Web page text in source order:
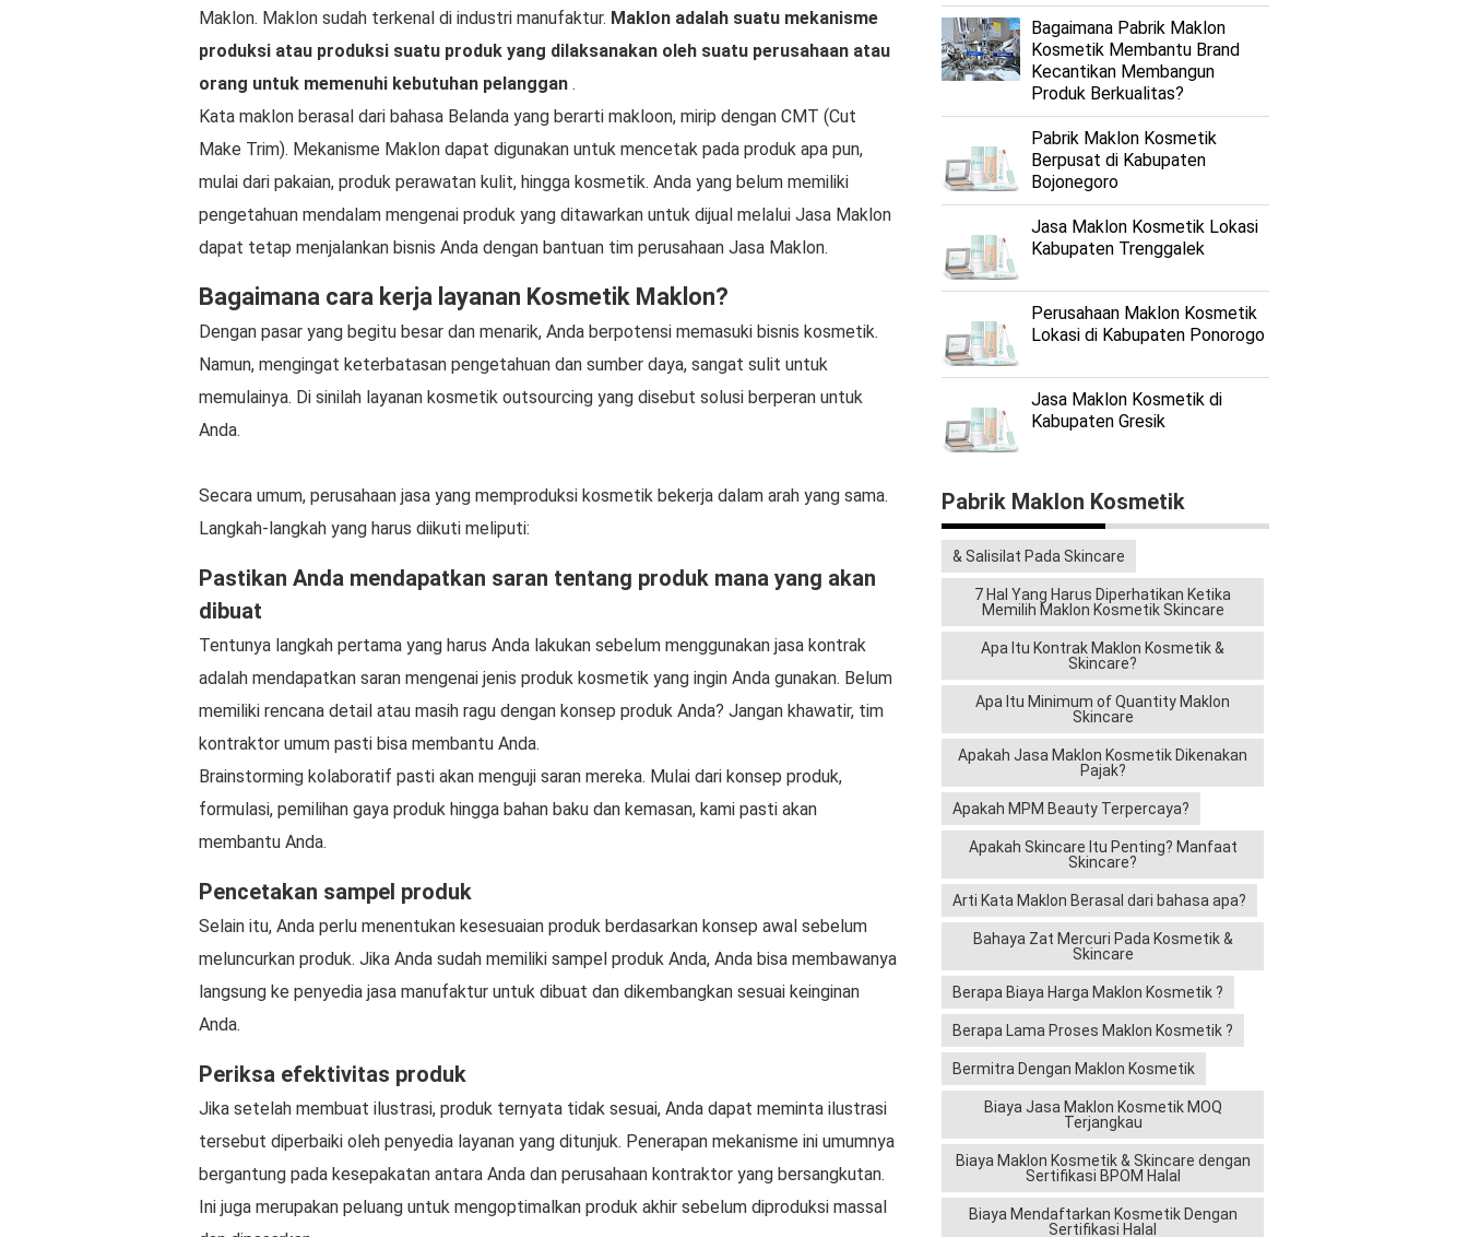
Maklon. Maklon sudah terkenal di industri manufaktur. Maklon adalah suatu mekanisme
produksi atau produksi suatu produk yang dilaksanakan oleh suatu perusahaan atau
orang untuk memenuhi kebutuhan pelanggan .
Kata maklon berasal dari bahasa Belanda yang berarti makloon, mirip dengan CMT (Cut
Make Trim). Mekanisme Maklon dapat digunakan untuk mencetak pada produk apa pun,
mulai dari pakaian, produk perawatan kulit, hingga kosmetik. Anda yang belum memiliki
pengetahuan mendalam mengenai produk yang ditawarkan untuk dijual melalui Jasa Maklon
dapat tetap menjalankan bisnis Anda dengan bantuan tim perusahaan Jasa Maklon.
Bagaimana cara kerja layanan Kosmetik Maklon?
Dengan pasar yang begitu besar dan menarik, Anda berpotensi memasuki bisnis kosmetik.
Namun, mengingat keterbatasan pengetahuan dan sumber daya, sangat sulit untuk
memulainya. Di sinilah layanan kosmetik outsourcing yang disebut solusi berperan untuk
Anda.
Secara umum, perusahaan jasa yang memproduksi kosmetik bekerja dalam arah yang sama.
Langkah-langkah yang harus diikuti meliputi:
Pastikan Anda mendapatkan saran tentang produk mana yang akan
dibuat
Tentunya langkah pertama yang harus Anda lakukan sebelum menggunakan jasa kontrak
adalah mendapatkan saran mengenai jenis produk kosmetik yang ingin Anda gunakan. Belum
memiliki rencana detail atau masih ragu dengan konsep produk Anda? Jangan khawatir, tim
kontraktor umum pasti bisa membantu Anda.
Brainstorming kolaboratif pasti akan menguji saran mereka. Mulai dari konsep produk,
formulasi, pemilihan gaya produk hingga bahan baku dan kemasan, kami pasti akan
membantu Anda.
Pencetakan sampel produk
Selain itu, Anda perlu menentukan kesesuaian produk berdasarkan konsep awal sebelum
meluncurkan produk. Jika Anda sudah memiliki sampel produk Anda, Anda bisa membawanya
langsung ke penyedia jasa manufaktur untuk dibuat dan dikembangkan sesuai keinginan
Anda.
Periksa efektivitas produk
Jika setelah membuat ilustrasi, produk ternyata tidak sesuai, Anda dapat meminta ilustrasi
tersebut diperbaiki oleh penyedia layanan yang ditunjuk. Penerapan mekanisme ini umumnya
bergantung pada kesepakatan antara Anda dan perusahaan kontraktor yang bersangkutan.
Ini juga merupakan peluang untuk mengoptimalkan produk akhir sebelum diproduksi massal
Bagaimana Pabrik Maklon
Kosmetik Membantu Brand
Kecantikan Membangun
Produk Berkualitas?
Pabrik Maklon Kosmetik
Berpusat di Kabupaten
Bojonegoro
Jasa Maklon Kosmetik Lokasi
Kabupaten Trenggalek
Perusahaan Maklon Kosmetik
Lokasi di Kabupaten Ponorogo
Jasa Maklon Kosmetik di
Kabupaten Gresik
Pabrik Maklon Kosmetik
& Salisilat Pada Skincare
7 Hal Yang Harus Diperhatikan Ketika
Memilih Maklon Kosmetik Skincare
Apa Itu Kontrak Maklon Kosmetik &
Skincare?
Apa Itu Minimum of Quantity Maklon
Skincare
Apakah Jasa Maklon Kosmetik Dikenakan
Pajak?
Apakah MPM Beauty Terpercaya?
Apakah Skincare Itu Penting? Manfaat
Skincare?
Arti Kata Maklon Berasal dari bahasa apa?
Bahaya Zat Mercuri Pada Kosmetik &
Skincare
Berapa Biaya Harga Maklon Kosmetik ?
Berapa Lama Proses Maklon Kosmetik ?
Bermitra Dengan Maklon Kosmetik
Biaya Jasa Maklon Kosmetik MOQ
Terjangkau
Biaya Maklon Kosmetik & Skincare dengan
Sertifikasi BPOM Halal
Biaya Mendaftarkan Kosmetik Dengan
Sertifikasi Halal